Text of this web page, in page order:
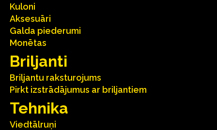
Kuloni
Aksesuāri
Galda piederumi
Monētas
Briljanti
Briljantu raksturojums
Pirkt izstrādājumus ar briljantiem
Tehnika
Viedtālruņi